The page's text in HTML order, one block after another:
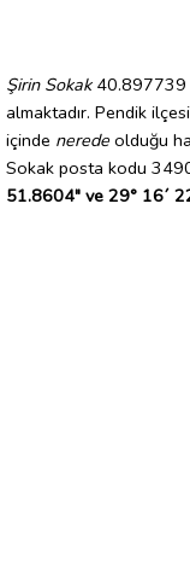
Şirin Sokak40.897739
almaktadır. Pendik
içinde nerede olduğu
Sokak posta kodu
51.8604" ve 29° 16´